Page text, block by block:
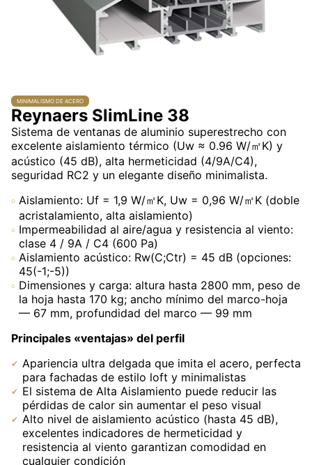
MINIMALISMO DE ACERO
Reynaers SlimLine 38
Sistema de ventanas de aluminio superestrecho con
excelente aislamiento térmico (Uw ≈ 0.96 W/㎡K) y
acústico (45 dB), alta hermeticidad (4/9A/C4),
seguridad RC2 y un elegante diseño minimalista.
Aislamiento: Uf = 1,9 W/㎡K, Uw = 0,96 W/㎡K (doble
acristalamiento, alta aislamiento)
Impermeabilidad al aire/agua y resistencia al viento:
clase 4 / 9A / C4 (600 Pa)
Aislamiento acústico: Rw(C;Ctr) = 45 dB (opciones:
45(-1;-5))
Dimensiones y carga: altura hasta 2800 mm, peso de
la hoja hasta 170 kg; ancho mínimo del marco-hoja
— 67 mm, profundidad del marco — 99 mm
Principales «ventajas» del perfil
Apariencia ultra delgada que imita el acero, perfecta
para fachadas de estilo loft y minimalistas
El sistema de Alta Aislamiento puede reducir las
pérdidas de calor sin aumentar el peso visual
Alto nivel de aislamiento acústico (hasta 45 dB),
excelentes indicadores de hermeticidad y
resistencia al viento garantizan comodidad en
cualquier condición